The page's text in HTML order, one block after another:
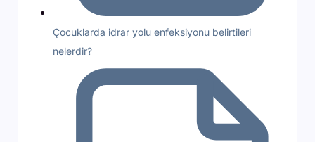
Çocuklarda idrar yolu enfeksiyonu belirtileri
nelerdir?